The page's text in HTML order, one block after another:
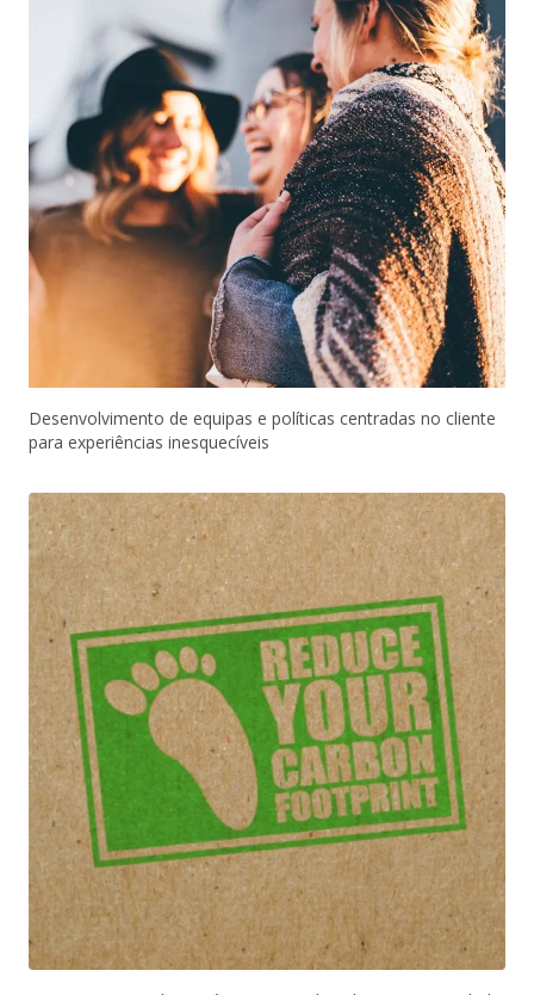
Desenvolvimento de equipas e políticas centradas no cliente
para experiências inesquecíveis